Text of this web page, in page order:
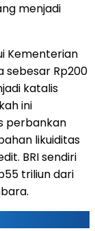
menjadi
Kementerian
sebesar Rp200
katalis
ini
perbankan
likuiditas
BRI sendiri
triliun dari